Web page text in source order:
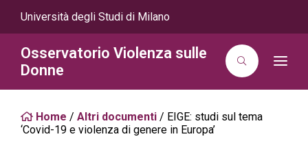
Università degli Studi di Milano
Osservatorio Violenza sulle
Donne
T
Home / Altri documenti / EIGE: studi sul tema
‘Covid-19 e violenza di genere in Europa’